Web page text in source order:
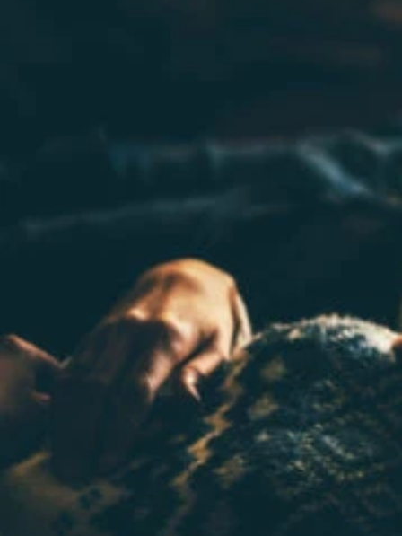
TikTok